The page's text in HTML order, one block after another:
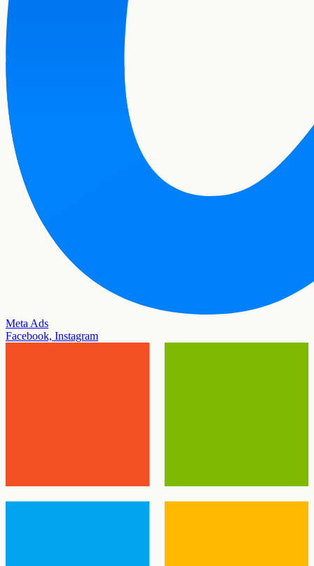
Meta Ads
Facebook, Instagram